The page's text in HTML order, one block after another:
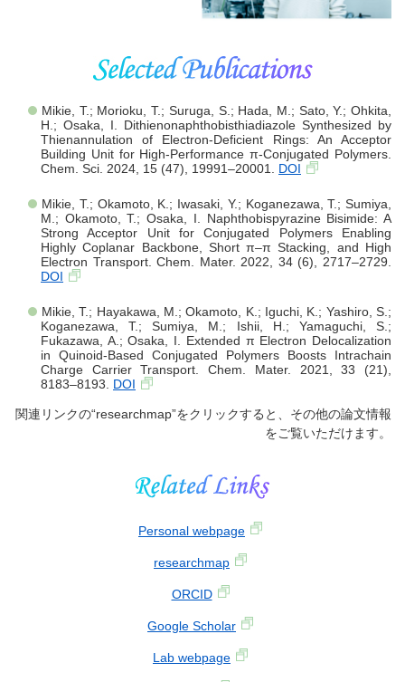
Mikie, T.; Morioku, T.; Suruga, S.; Hada, M.; Sato, Y.; Ohkita,
H.; Osaka, I. Dithienonaphthobisthiadiazole Synthesized by
Thienannulation of Electron-Deficient Rings: An Acceptor
Building Unit for High-Performance π-Conjugated Polymers.
Chem. Sci. 2024, 15 (47), 19991–20001. DOI
Mikie, T.; Okamoto, K.; Iwasaki, Y.; Koganezawa, T.; Sumiya,
M.; Okamoto, T.; Osaka, I. Naphthobispyrazine Bisimide: A
Strong Acceptor Unit for Conjugated Polymers Enabling
Highly Coplanar Backbone, Short π–π Stacking, and High
Electron Transport. Chem. Mater. 2022, 34 (6), 2717–2729.
DOI
Mikie, T.; Hayakawa, M.; Okamoto, K.; Iguchi, K.; Yashiro, S.;
Koganezawa, T.; Sumiya, M.; Ishii, H.; Yamaguchi, S.;
Fukazawa, A.; Osaka, I. Extended π Electron Delocalization
in Quinoid-Based Conjugated Polymers Boosts Intrachain
Charge Carrier Transport. Chem. Mater. 2021, 33 (21),
8183–8193. DOI
関連リンクの“researchmap”をクリックすると、その他の論文情報
をご覧いただけます。
Personal webpage
researchmap
ORCID
Google Scholar
Lab webpage